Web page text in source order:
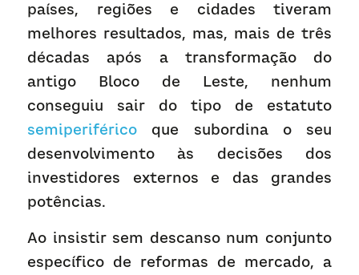
países, regiões e cidades tiveram
melhores resultados, mas, mais de três
décadas após a transformação do
antigo Bloco de Leste, nenhum
semiperiférico que subordina o seu
desenvolvimento às decisões dos
investidores externos e das grandes
potências.
Ao insistir sem descanso num conjunto
específico de reformas de mercado, a